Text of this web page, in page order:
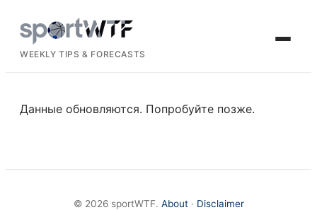
WEEKLY TIPS & FORECASTS
Данные обновляются. Попробуйте позже.
© 2026 sportWTF. About· Disclaimer